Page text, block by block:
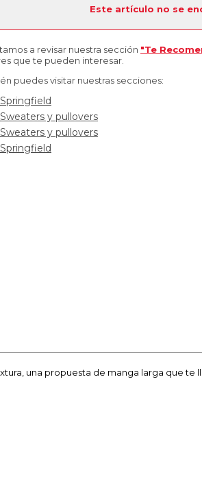
Este artículo no se
a revisar nuestra sección "Te
que te pueden interesar.
puedes visitar nuestras secciones:
Springfield
Sweaters y pullovers
Sweaters y pullovers
Springfield
una propuesta de manga larga que te